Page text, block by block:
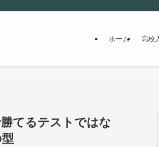
ホーム 高校
てるテストではな